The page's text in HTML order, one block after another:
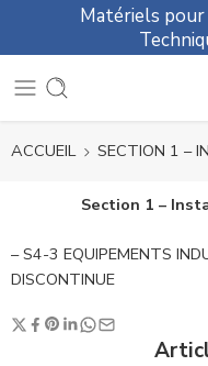
Matériels
ACCUEIL SECTION 1 –
Section 1 –
– S4-3 EQUIPEMENTS
DISCONTINUE